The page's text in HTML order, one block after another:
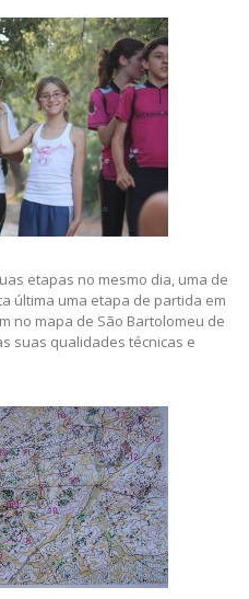
etapas no mesmo dia, uma de
última uma etapa de partida em
no mapa de São Bartolomeu de
suas qualidades técnicas e